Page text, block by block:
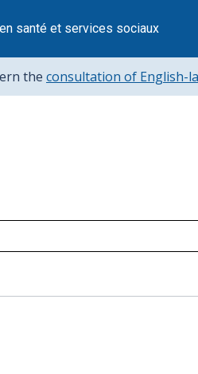
santé et services sociaux
the consultation of English-